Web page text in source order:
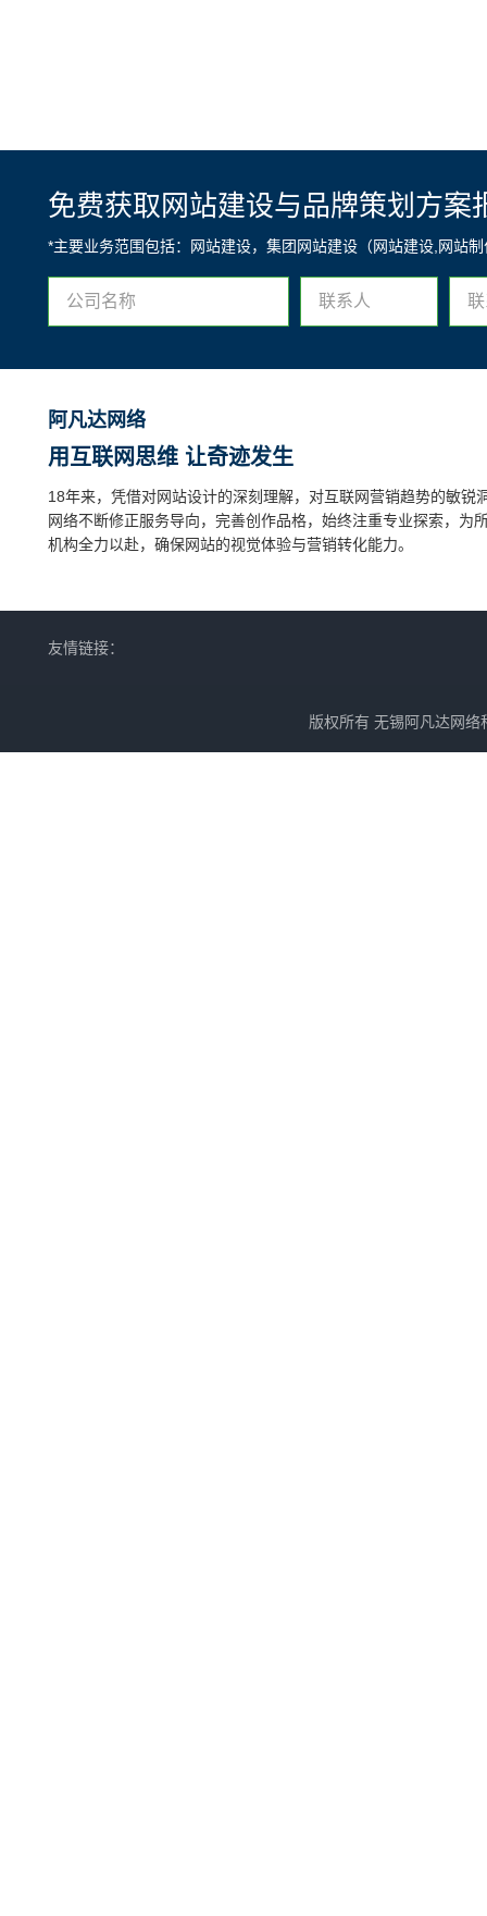
免费获取网站建设与品牌策划方案
*主要业务范围包括：网站建设，集团网站建设（网站建设,网站
阿凡达网络
用互联网思维 让奇迹发生
18年来，凭借对网站设计的深刻理解，对互联网营销趋势的敏锐
网络不断修正服务导向，完善创作品格，始终注重专业探索，为
机构全力以赴，确保网站的视觉体验与营销转化能力。
友情链接：
版权所有 无锡阿凡达网